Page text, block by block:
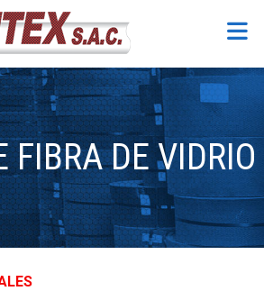
FIBRA DE VIDRIO